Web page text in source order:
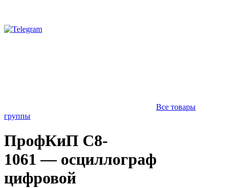
Все товары
группы
ПрофКиП С8-
1061 — осциллограф
цифровой